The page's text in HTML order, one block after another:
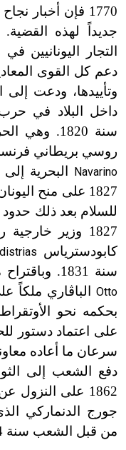
التجار
دعم كل القوى
وتأييدها، ودعت إلى
داخل البلاد في حرب
سنة 1820.
روسي بريطاني
Navarino
البحرية
1827 على منح
للسلام بعد ذلك حدود
1827 وزير
كابودسترياس
سنة 1831. وباقتراح من قوات الحلفاء عين الأمير أوتو
Otto
سرعان ما أعاده
دفع الشعب إلى
جورج الدنماركي
من قبل الشعب سنة 1864 مدة خمسين سنة.